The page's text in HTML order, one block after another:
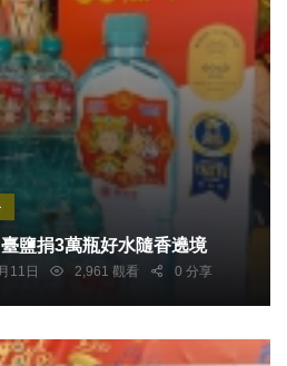
鹽捐3萬瓶好水隨香遶境
11日 2,961 觀看 0 分享